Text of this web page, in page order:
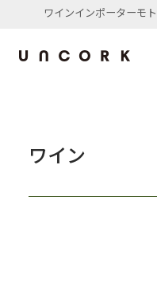
ワインインポーターモ
ワイン